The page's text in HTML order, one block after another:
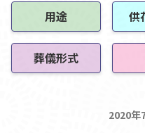
用途 供
葬儀形式
2020年